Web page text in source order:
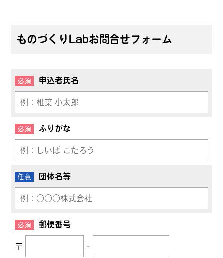
ものづくりLabお問合せフォーム
必須 申込者氏名
必須 ふりがな
任意 団体名等
必須 郵便番号
〒 -